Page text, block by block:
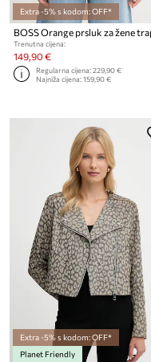
Extra -5% s kodom: OFF*
Trenutna cijena:
149,90 €
Regularna cijena:229,90 €
Najniža cijena:159,90 €
Extra -5% s kodom: OFF*
Planet Friendly